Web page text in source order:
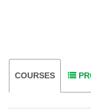
COURSES